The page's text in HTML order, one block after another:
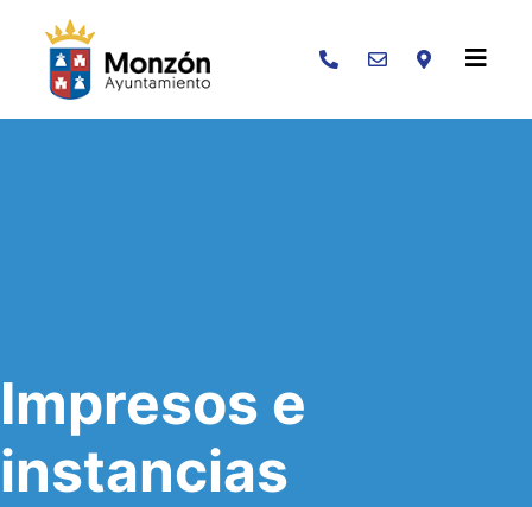
Buscar
Impresos e
instancias